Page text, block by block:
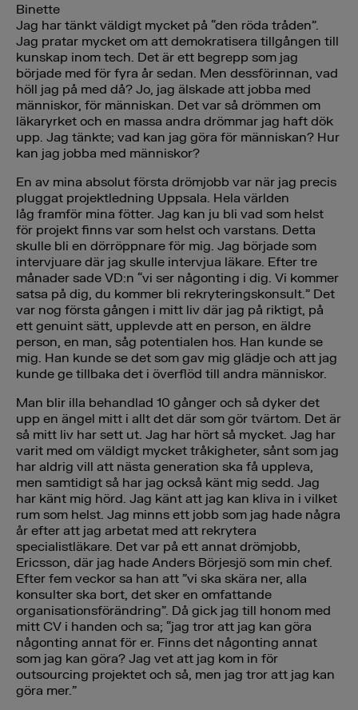
Binette
Jag har tänkt väldigt mycket på “den röda tråden”.
Jag pratar mycket om att demokratisera tillgången till
kunskap inom tech. Det är ett begrepp som jag
började med för fyra år sedan. Men dessförinnan, vad
höll jag på med då? Jo, jag älskade att jobba med
människor, för människan. Det var så drömmen om
läkaryrket och en massa andra drömmar jag haft dök
upp. Jag tänkte; vad kan jag göra för människan? Hur
kan jag jobba med människor?
En av mina absolut första drömjobb var när jag precis
pluggat projektledning Uppsala. Hela världen
låg framför mina fötter. Jag kan ju bli vad som helst
för projekt finns var som helst och varstans. Detta
skulle bli en dörröppnare för mig. Jag började som
intervjuare där jag skulle intervjua läkare. Efter tre
månader sade VD:n “vi ser någonting i dig. Vi kommer
satsa på dig, du kommer bli rekryteringskonsult.” Det
var nog första gången i mitt liv där jag på riktigt, på
ett genuint sätt, upplevde att en person, en äldre
person, en man, såg potentialen hos. Han kunde se
mig. Han kunde se det som gav mig glädje och att jag
kunde ge tillbaka det i överflöd till andra människor.
Man blir illa behandlad 10 gånger och så dyker det
upp en ängel mitt i allt det där som gör tvärtom. Det är
så mitt liv har sett ut. Jag har hört så mycket. Jag har
varit med om väldigt mycket tråkigheter, sånt som jag
har aldrig vill att nästa generation ska få uppleva,
men samtidigt så har jag också känt mig sedd. Jag
har känt mig hörd. Jag känt att jag kan kliva in i vilket
rum som helst. Jag minns ett jobb som jag hade några
år efter att jag arbetat med att rekrytera
specialistläkare. Det var på ett annat drömjobb,
Ericsson, där jag hade Anders Börjesjö som min chef.
Efter fem veckor sa han att ”vi ska skära ner, alla
konsulter ska bort, det sker en omfattande
organisationsförändring”. Då gick jag till honom med
mitt CV i handen och sa; “jag tror att jag kan göra
någonting annat för er. Finns det någonting annat
som jag kan göra? Jag vet att jag kom in för
outsourcing projektet och så, men jag tror att jag kan
göra mer.”